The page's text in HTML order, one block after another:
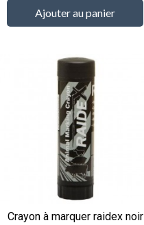
Ajouter au panier
Crayon à marquer raidex noir